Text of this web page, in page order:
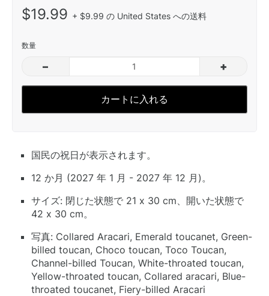
$19.99 + $9.99 の United States への送料
数量
– +
カートに入れる
国民の祝日が表示されます。
12 か月 (2027 年 1 月 - 2027 年 12 月)。
サイズ: 閉じた状態で 21 x 30 cm、開いた状態で
42 x 30 cm。
写真: Collared Aracari, Emerald toucanet, Green-
billed toucan, Choco toucan, Toco Toucan,
Channel-billed Toucan, White-throated toucan,
Yellow-throated toucan, Collared aracari, Blue-
throated toucanet, Fiery-billed Aracari